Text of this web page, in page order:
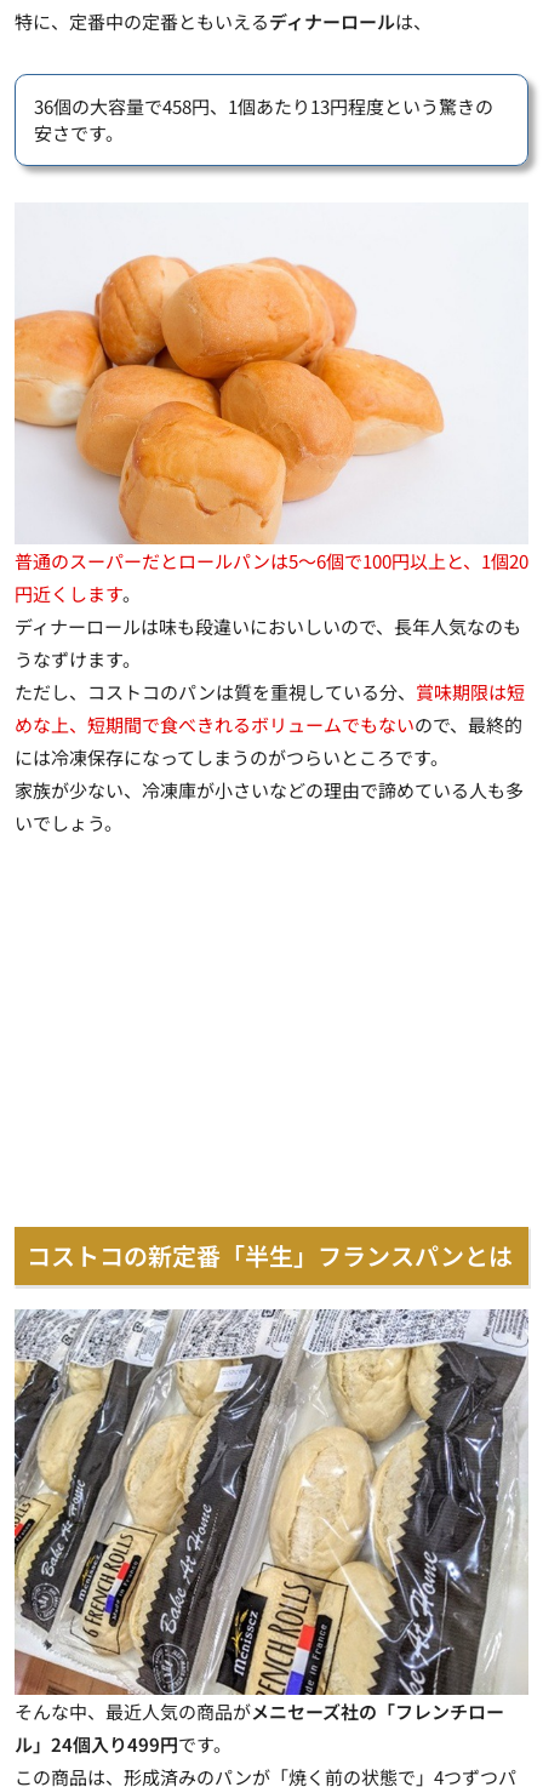
特に、定番中の定番ともいえるディナーロールは、
36個の大容量で458円、1個あたり13円程度という驚きの
安さです。
普通のスーパーだとロールパンは5～6個で100円以上と、1個20
円近くします。
ディナーロールは味も段違いにおいしいので、長年人気なのも
うなずけます。
ただし、コストコのパンは質を重視している分、 賞味期限は短
めな上、短期間で食べきれるボリュームでもないので、最終的
には冷凍保存になってしまうのがつらいところです。
家族が少ない、冷凍庫が小さいなどの理由で諦めている人も多
いでしょう。
コストコの新定番「半生」フランスパンとは
そんな中、最近人気の商品がメニセーズ社の「フレンチロー
ル」24個入り499円です。
この商品は、 形成済みのパンが「焼く前の状態で」4つずつパ